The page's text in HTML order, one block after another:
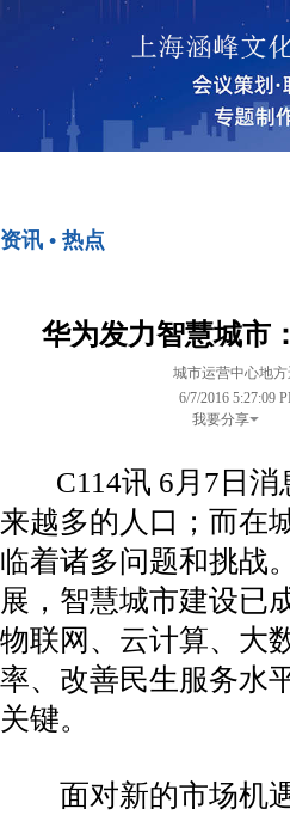
资讯 • 热点
华为发力智慧城市
城市运营中心地
6/7/2016 5:27:09
我要分享
C114讯 6月7日消
来越多的人口；而在
临着诸多问题和挑战
展，智慧城市建设已
物联网、云计算、大
率、改善民生服务水
关键。
面对新的市场机遇